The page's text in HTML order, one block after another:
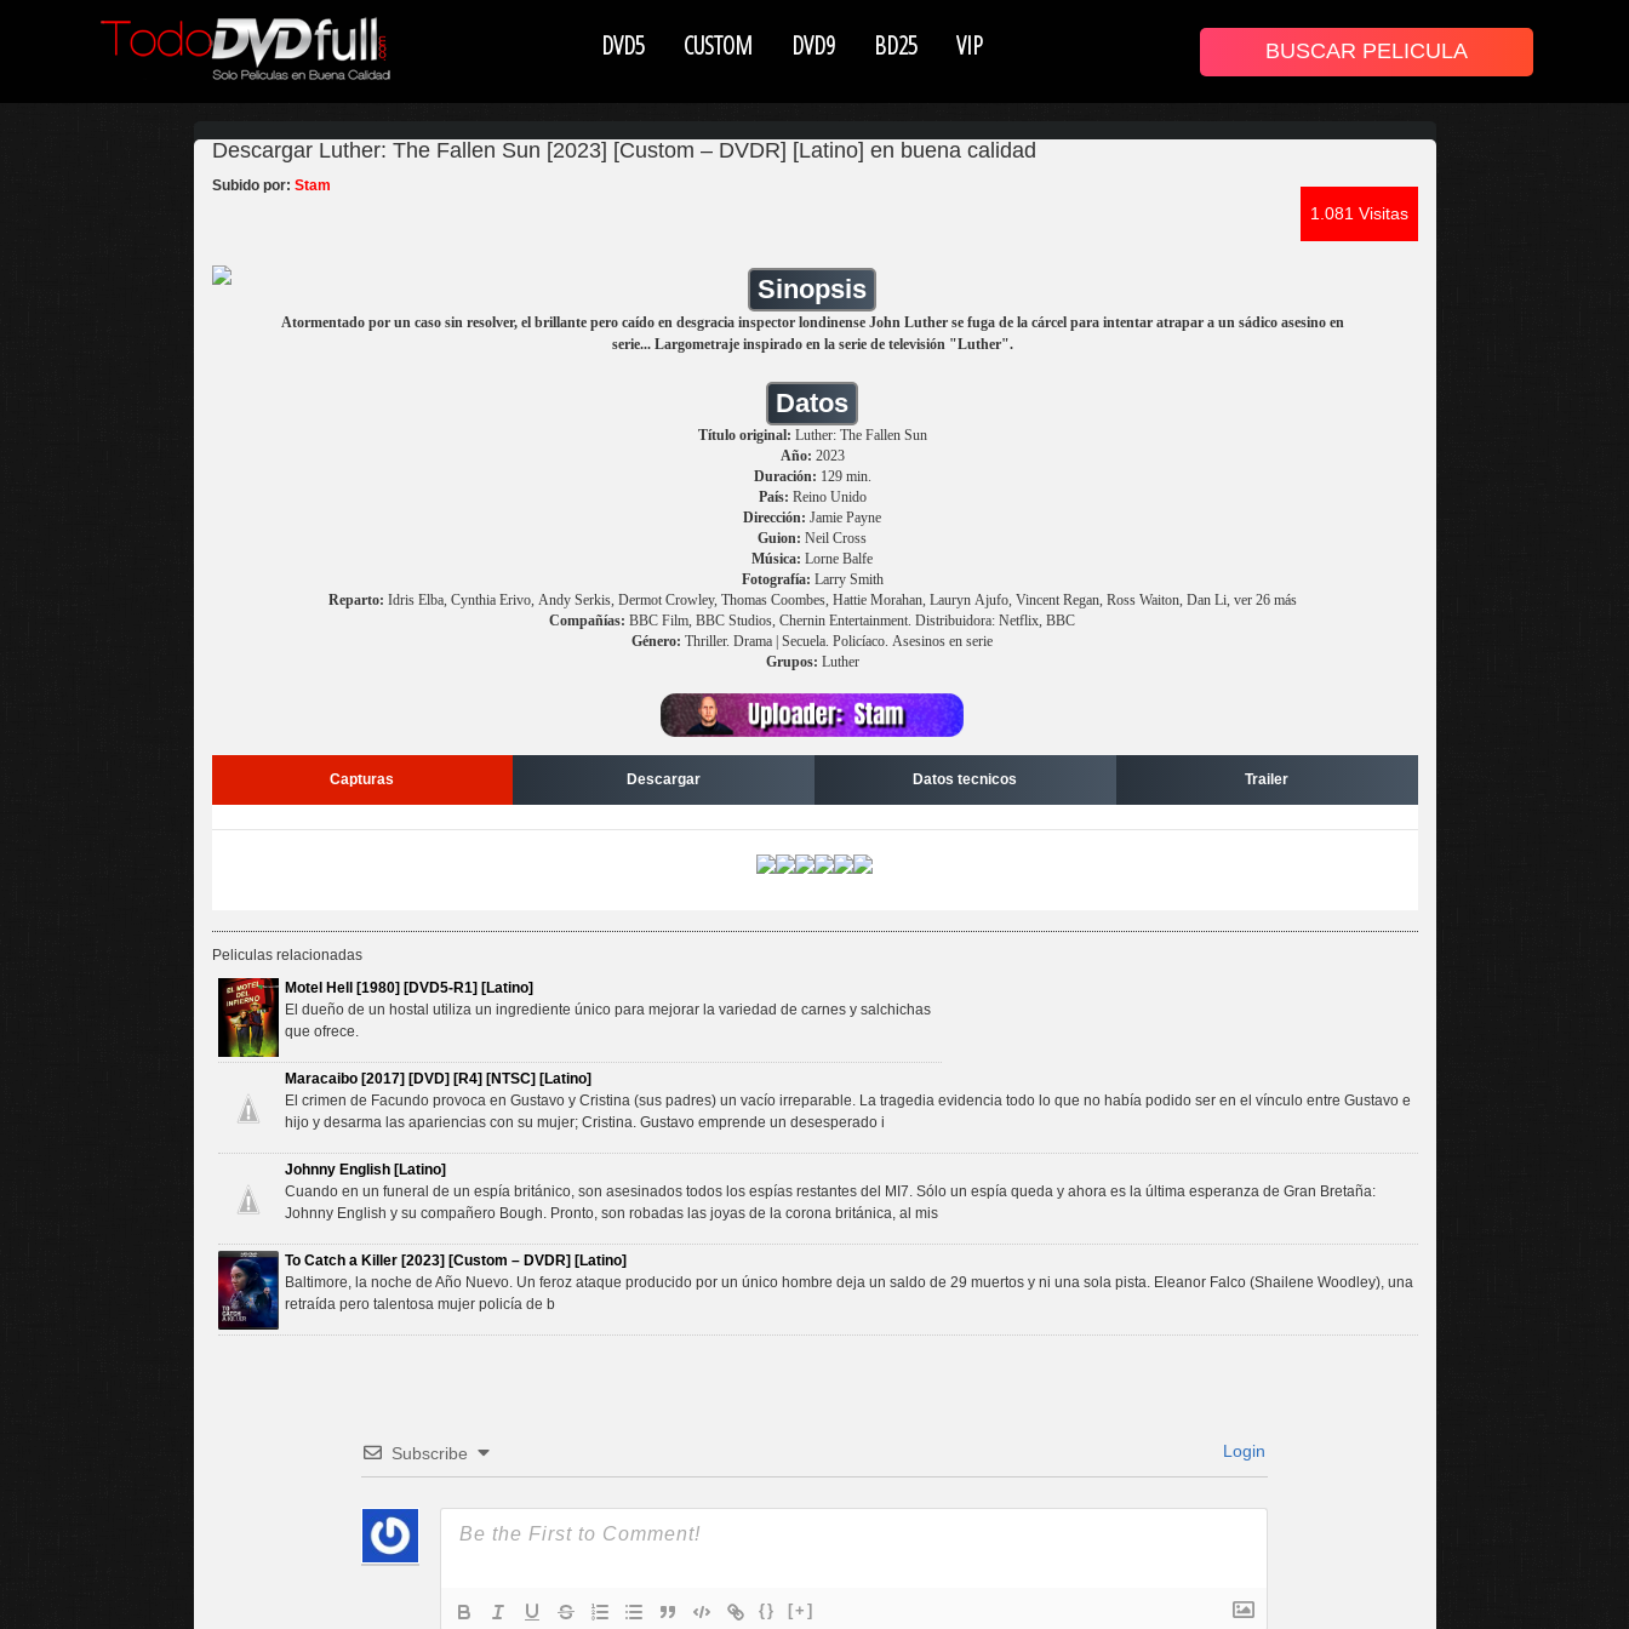
DVD5 CUSTOM DVD9 BD25 VIP
Descargar Luther: The Fallen Sun [2023] [Custom – DVDR] [Latino] en buena calidad
1.081 Visitas
Subido por: Stam
Sinopsis
Atormentado por un caso sin resolver, el brillante pero caído en desgracia inspector londinense John Luther se fuga de la cárcel para intentar atrapar a un sádico asesino en
serie... Largometraje inspirado en la serie de televisión "Luther".
Datos
Título original: Luther: The Fallen Sun
Año: 2023
Duración: 129 min.
País: Reino Unido
Dirección: Jamie Payne
Guion: Neil Cross
Música: Lorne Balfe
Fotografía: Larry Smith
Reparto: Idris Elba, Cynthia Erivo, Andy Serkis, Dermot Crowley, Thomas Coombes, Hattie Morahan, Lauryn Ajufo, Vincent Regan, Ross Waiton, Dan Li, ver 26 más
Compañías: BBC Film, BBC Studios, Chernin Entertainment. Distribuidora: Netflix, BBC
Género: Thriller. Drama | Secuela. Policíaco. Asesinos en serie
Grupos: Luther
Capturas Descargar Datos tecnicos Trailer
Peliculas relacionadas
Motel Hell [1980] [DVD5-R1] [Latino]
El dueño de un hostal utiliza un ingrediente único para mejorar la variedad de carnes y salchichas
que ofrece.
Maracaibo [2017] [DVD] [R4] [NTSC] [Latino]
El crimen de Facundo provoca en Gustavo y Cristina (sus padres) un vacío irreparable. La tragedia evidencia todo lo que no había podido ser en el vínculo entre Gustavo e
hijo y desarma las apariencias con su mujer; Cristina. Gustavo emprende un desesperado i
Johnny English [Latino]
Cuando en un funeral de un espía británico, son asesinados todos los espías restantes del MI7. Sólo un espía queda y ahora es la última esperanza de Gran Bretaña:
Johnny English y su compañero Bough. Pronto, son robadas las joyas de la corona británica, al mis
To Catch a Killer [2023] [Custom – DVDR] [Latino]
Baltimore, la noche de Año Nuevo. Un feroz ataque producido por un único hombre deja un saldo de 29 muertos y ni una sola pista. Eleanor Falco (Shailene Woodley), una
retraída pero talentosa mujer policía de b
Subscribe Login
{} [+]